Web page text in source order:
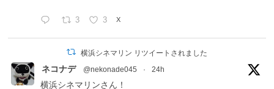
3 3 X
横浜シネマリン リツイートされました
ネコナデ @nekonade045 · 24h
横浜シネマリンさん！